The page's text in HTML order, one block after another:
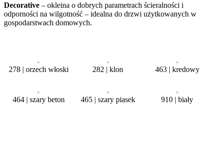
Decorative – okleina o dobrych parametrach ścieralności i
odporności na wilgotność – idealna do drzwi użytkowanych w
gospodarstwach domowych.
278 | orzech włoski 282 | klon 463 | kredowy
464 | szary beton 465 | szary piasek 910 | biały